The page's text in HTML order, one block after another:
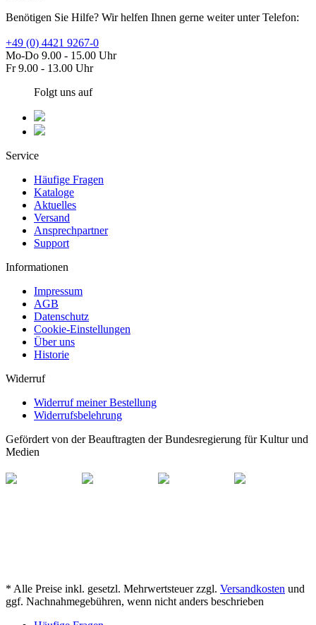
Benötigen Sie Hilfe? Wir helfen Ihnen gerne weiter unter Telefon:
+49 (0) 4421 9267-0
Mo-Do 9.00 - 15.00 Uhr
Fr 9.00 - 13.00 Uhr
Folgt uns auf
Service
Häufige Fragen
Kataloge
Aktuelles
Versand
Ansprechpartner
Support
Informationen
Impressum
AGB
Datenschutz
Cookie-Einstellungen
Über uns
Historie
Widerruf
Widerruf meiner Bestellung
Widerrufsbelehrung
Gefördert von der Beauftragten der Bundesregierung für Kultur und
Medien
* Alle Preise inkl. gesetzl. Mehrwertsteuer zzgl. Versandkosten und
ggf. Nachnahmegebühren, wenn nicht anders beschrieben